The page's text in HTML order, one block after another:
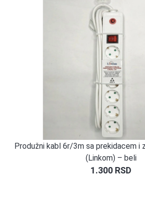
Produžni kabl 6r/3m sa prekidacem i
(Linkom) – beli
1.300 RSD